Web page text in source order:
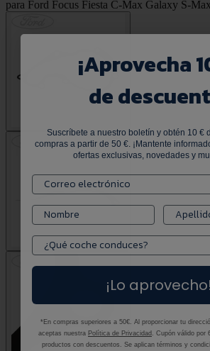
para Ford Focus Fiesta C-Max Galaxy S-
¡Aprovecha
de
Suscríbete a nuestro boletín y obtén 10 €
compras a partir de 50 €. ¡Mantente
ofertas exclusivas, novedades y
¡Lo aprovecho!
*En compras superiores a 50€. Al proporcionar tu
aceptas nuestra Política de Privacidad . Cupón válido
productos con descuentos. Se aplican términos y